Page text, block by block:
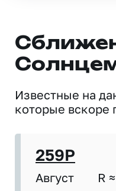
Известные на
которые вскоре
259P
Август R